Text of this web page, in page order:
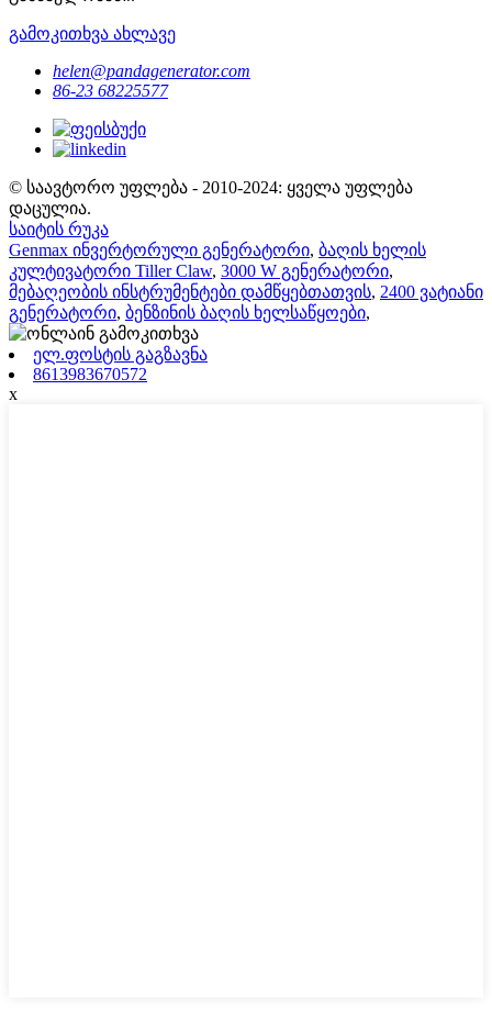
გამოკითხვა ახლავე
helen@pandagenerator.com
86-23 68225577
© საავტორო უფლება - 2010-2024: ყველა უფლება
დაცულია.
საიტის რუკა
Genmax ინვერტორული გენერატორი, ბაღის ხელის
კულტივატორი Tiller Claw, 3000 W გენერატორი,
მებაღეობის ინსტრუმენტები დამწყებთათვის, 2400 ვატიანი
გენერატორი, ბენზინის ბაღის ხელსაწყოები,
ელ.ფოსტის გაგზავნა
8613983670572
x